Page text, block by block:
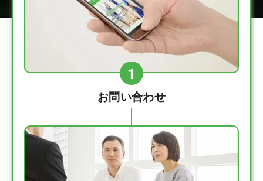
1
お問い合わせ